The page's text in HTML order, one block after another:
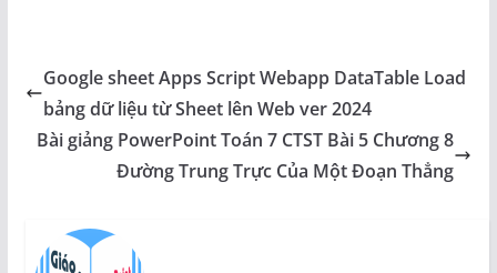
Google sheet Apps Script Webapp DataTable Load
bảng dữ liệu từ Sheet lên Web ver 2024
Bài giảng PowerPoint Toán 7 CTST Bài 5 Chương 8
Đường Trung Trực Của Một Đoạn Thẳng